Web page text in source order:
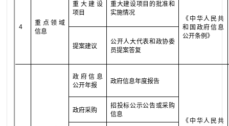
4
重点领域
信息
重大建设
项目
重大建设项目的批准和
实施情况
《中华人民共
和国政府信息
公开条例》
提案建议
公开人大代表和政协委
员提案答复
政府信息
公开年报
政府信息年度报告
《中华人民共
政府采购
招投标公示公告或采购
信息